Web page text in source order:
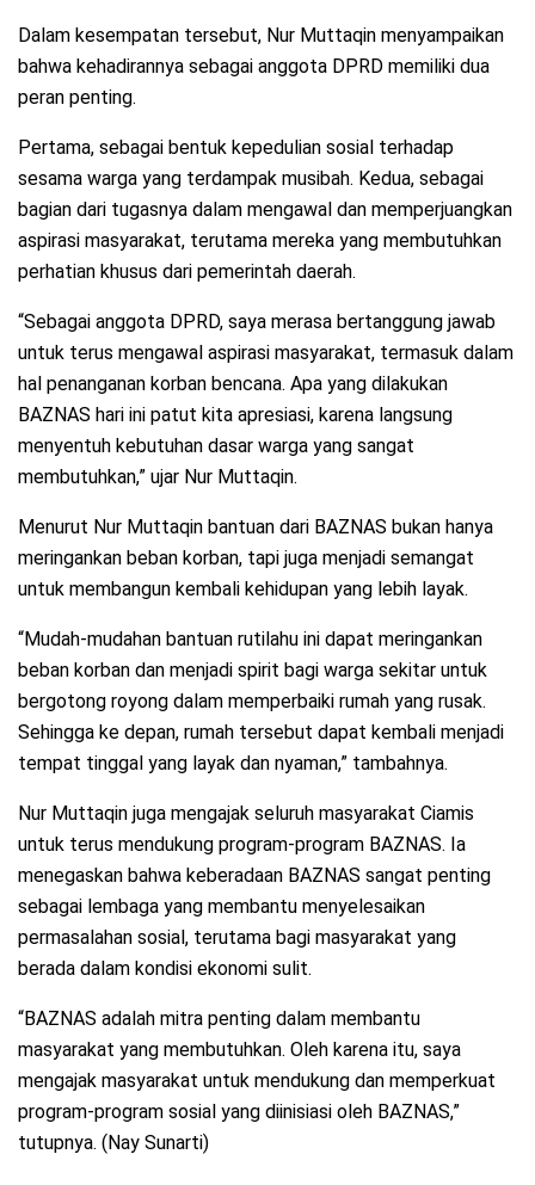
Dalam kesempatan tersebut, Nur Muttaqin menyampaikan
bahwa kehadirannya sebagai anggota DPRD memiliki dua
peran penting.
Pertama, sebagai bentuk kepedulian sosial terhadap
sesama warga yang terdampak musibah. Kedua, sebagai
bagian dari tugasnya dalam mengawal dan memperjuangkan
aspirasi masyarakat, terutama mereka yang membutuhkan
perhatian khusus dari pemerintah daerah.
“Sebagai anggota DPRD, saya merasa bertanggung jawab
untuk terus mengawal aspirasi masyarakat, termasuk dalam
hal penanganan korban bencana. Apa yang dilakukan
BAZNAS hari ini patut kita apresiasi, karena langsung
menyentuh kebutuhan dasar warga yang sangat
membutuhkan,” ujar Nur Muttaqin.
Menurut Nur Muttaqin bantuan dari BAZNAS bukan hanya
meringankan beban korban, tapi juga menjadi semangat
untuk membangun kembali kehidupan yang lebih layak.
“Mudah-mudahan bantuan rutilahu ini dapat meringankan
beban korban dan menjadi spirit bagi warga sekitar untuk
bergotong royong dalam memperbaiki rumah yang rusak.
Sehingga ke depan, rumah tersebut dapat kembali menjadi
tempat tinggal yang layak dan nyaman,” tambahnya.
Nur Muttaqin juga mengajak seluruh masyarakat Ciamis
untuk terus mendukung program-program BAZNAS. Ia
menegaskan bahwa keberadaan BAZNAS sangat penting
sebagai lembaga yang membantu menyelesaikan
permasalahan sosial, terutama bagi masyarakat yang
berada dalam kondisi ekonomi sulit.
“BAZNAS adalah mitra penting dalam membantu
masyarakat yang membutuhkan. Oleh karena itu, saya
mengajak masyarakat untuk mendukung dan memperkuat
program-program sosial yang diinisiasi oleh BAZNAS,”
tutupnya. (Nay Sunarti)